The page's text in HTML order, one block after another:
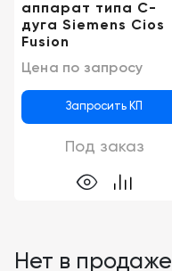
аппарат типа C-
дуга Siemens Cios
Fusion
Цена по запросу
Запросить КП
Под заказ
Нет в продаже